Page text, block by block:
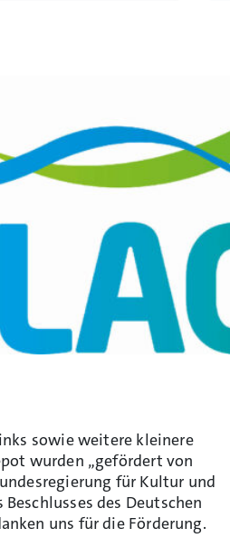
sowie weitere kleinere
wurden „gefördert von
für Kultur und
des Deutschen
uns für die Förderung.